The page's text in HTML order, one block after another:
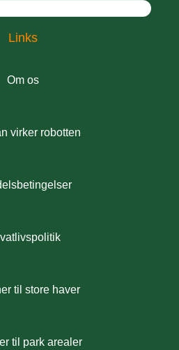
Links
Om os
virker robotten
til store haver
til park arealer